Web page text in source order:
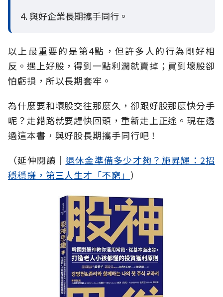
4. 與好企業長期攜手同行。
以上最重要的是第4點，但許多人的行為剛好相
反。遇上好股，得到一點利潤就賣掉；買到壞股卻
怕虧損，所以長期套牢。
為什麼要和壞股交往那麼久，卻跟好股那麼快分手
呢？走錯路就要趕快回頭，重新走上正途。現在透
過這本書，與好股長期攜手同行吧！
（延伸閱讀│ 退休金準備多少才夠？施昇輝：2招
穩穩賺，第三人生才「不窮」 ）